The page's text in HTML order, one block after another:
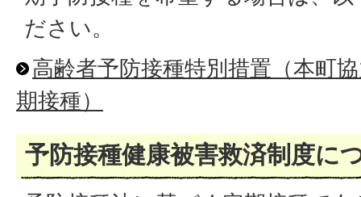
ださい。
高齢者予防接種特別措置（本町
期接種）
予防接種健康被害救済制度に